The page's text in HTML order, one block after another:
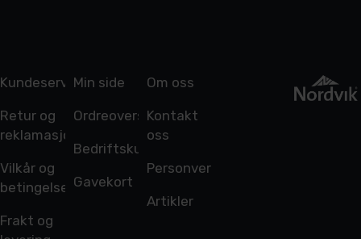
Kundeservice
Retur og
reklamasjon
Vilkår og
betingelser
Frakt og
Min side
Ordreoversikt
Bedriftskunde
Gavekort
Om oss
Kontakt
oss
Personvern
Artikler